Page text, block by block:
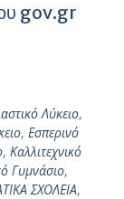
gov.gr
Λύκειο,
, Εσπερινό
, Καλλιτεχνικό
Γυμνάσιο,
ΣΧΟΛΕΙΑ,